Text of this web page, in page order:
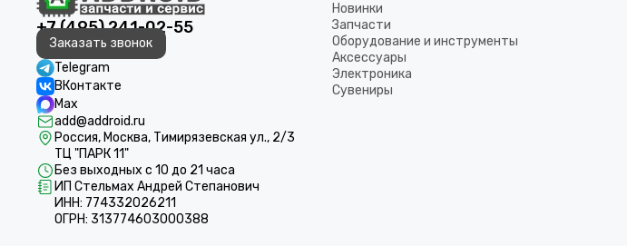
+7 (495) 241-02-55
Заказать звонок
Telegram
ВКонтакте
Max
add@addroid.ru
Россия, Москва, Тимирязевская ул., 2/3
ТЦ "ПАРК 11"
Без выходных с 10 до 21 часа
ИП Стельмах Андрей Степанович
ИНН: 774332026211
ОГРН: 313774603000388
Новинки
Запчасти
Оборудование и инструменты
Аксессуары
Электроника
Сувениры